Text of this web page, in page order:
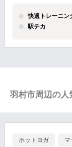
快適トレーニン
駅チカ
羽村市周辺の人
ホットヨガ マ